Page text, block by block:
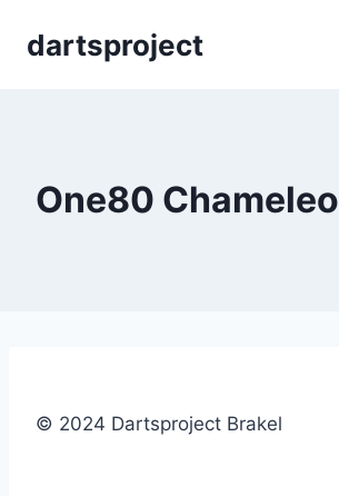
dartsproject
One80
© 2024 Dartsproject Brakel